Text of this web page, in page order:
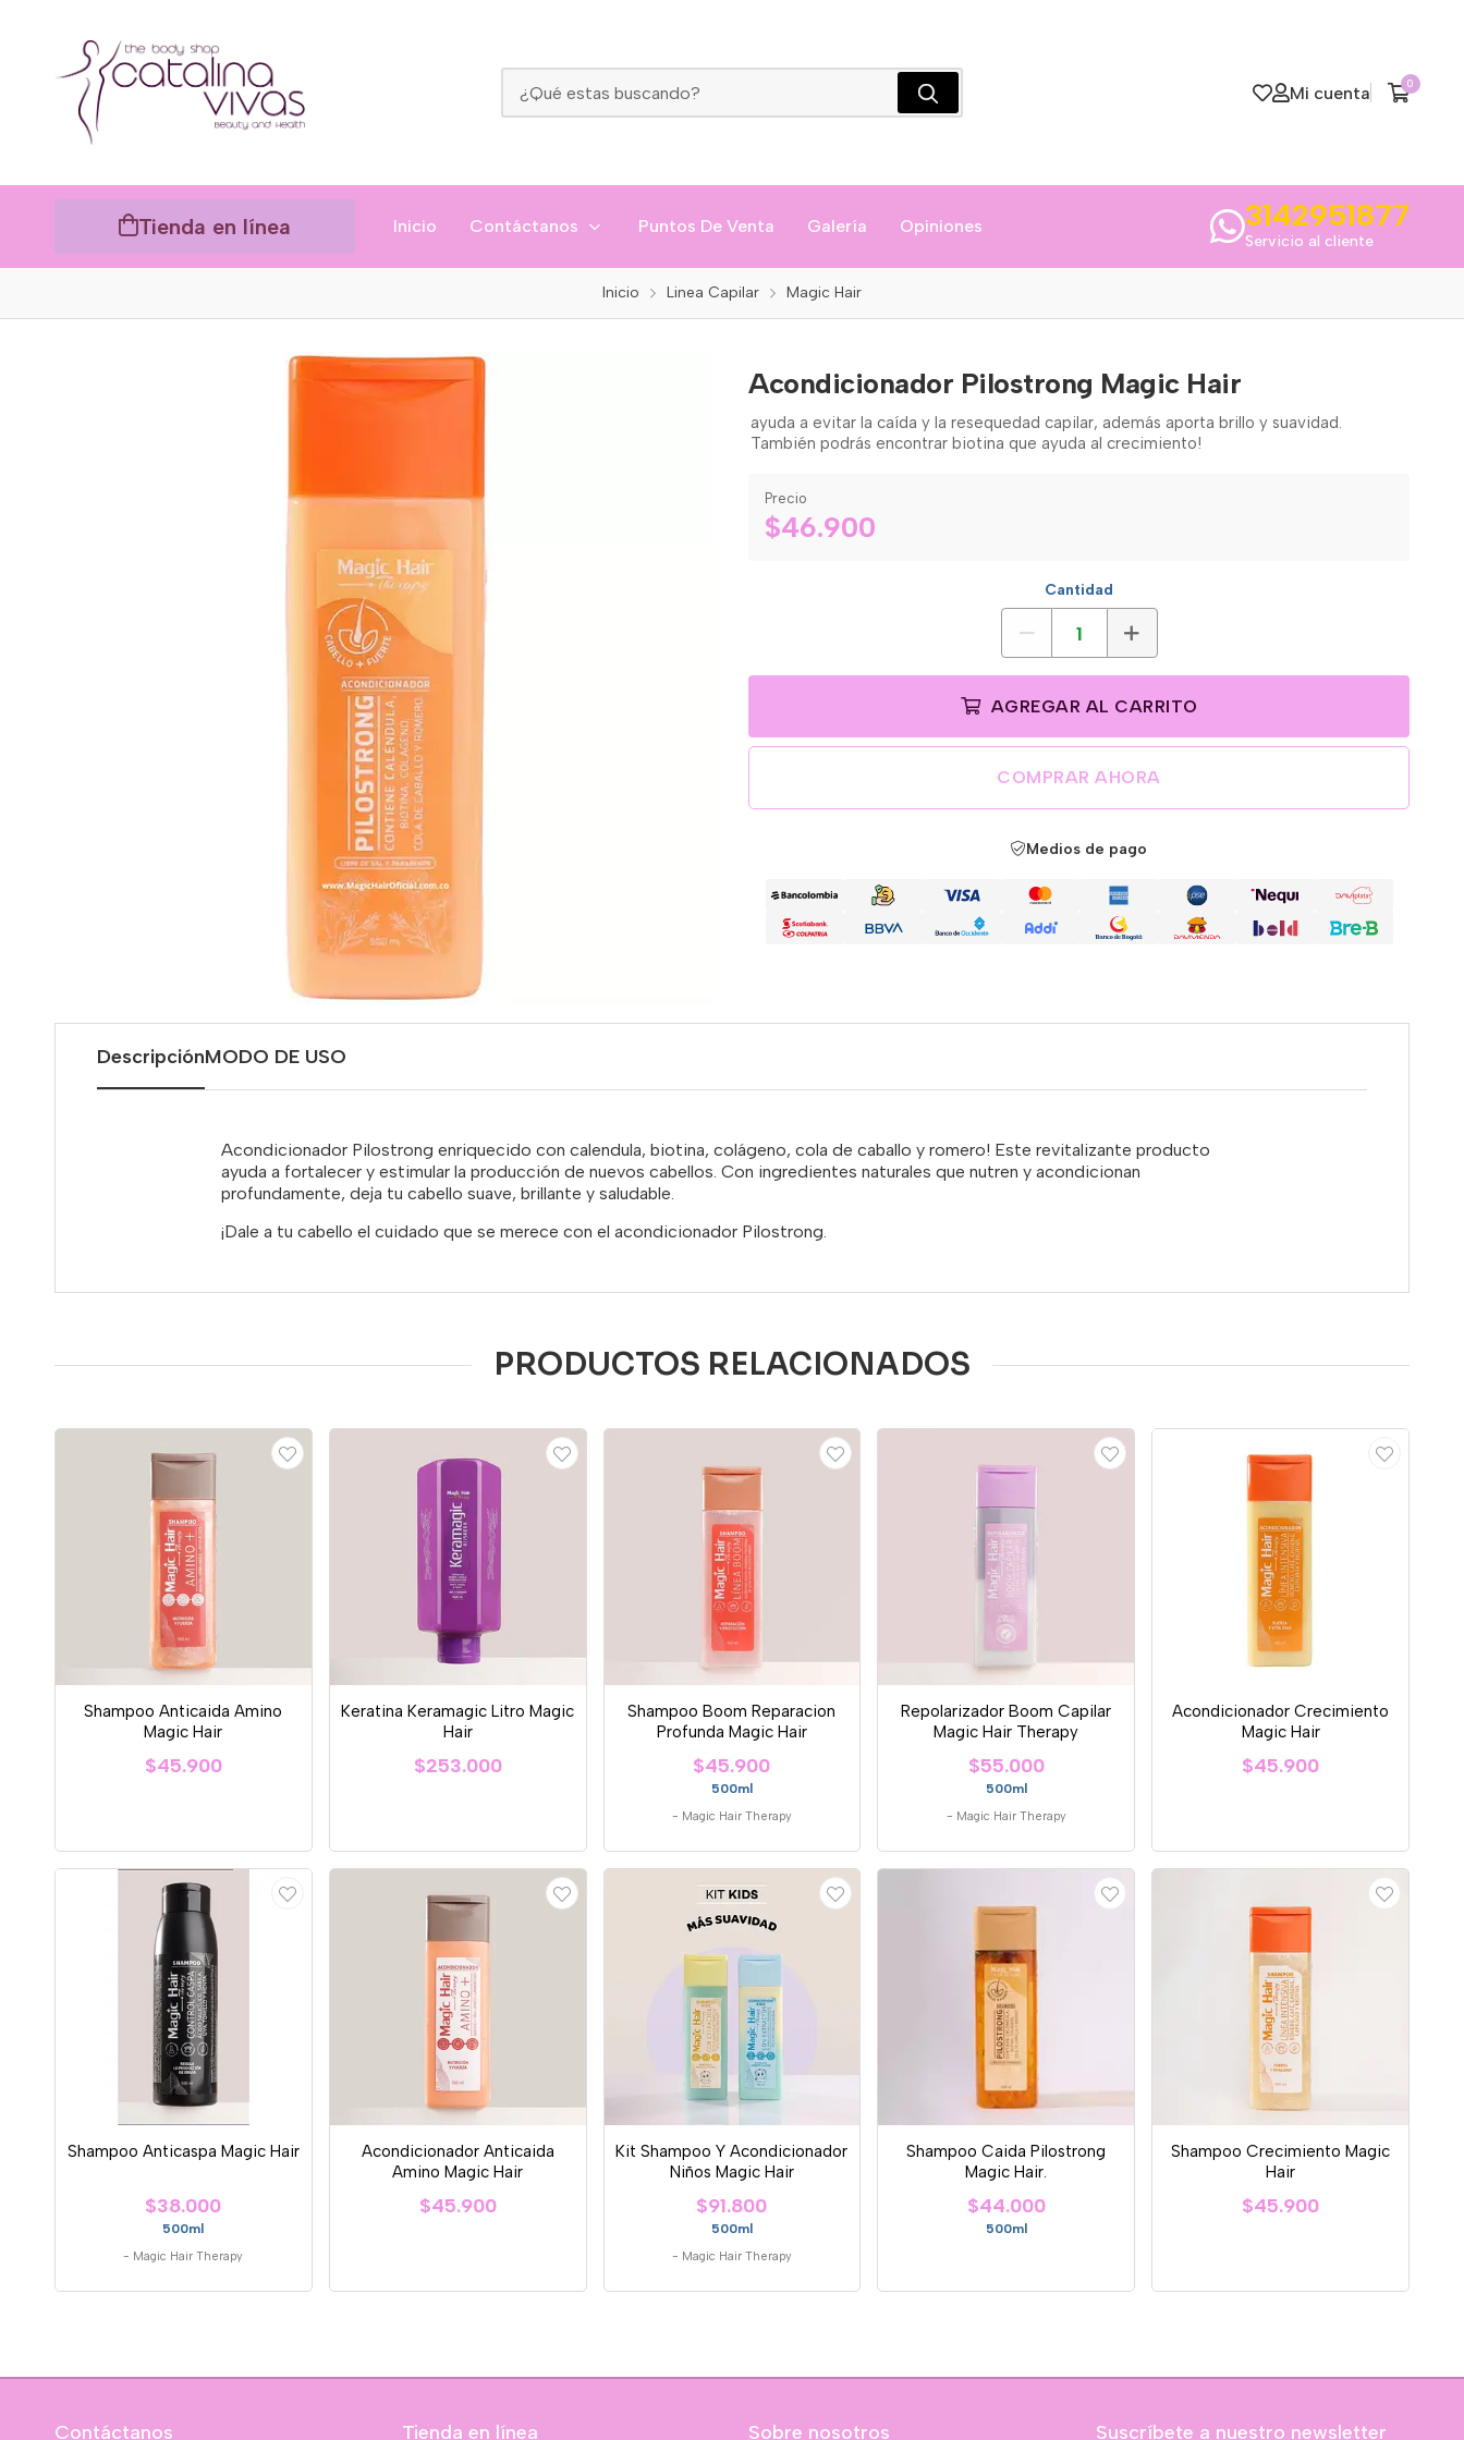
Mi cuenta 0
Tienda en línea Inicio Contáctanos Puntos De Venta Galería Opiniones 3142951877
Servicio al cliente
Inicio Linea Capilar Magic Hair
Acondicionador Pilostrong Magic Hair
ayuda a evitar la caída y la resequedad capilar, además aporta brillo y suavidad.
También podrás encontrar biotina que ayuda al crecimiento!
Precio
$46.900
Cantidad
AGREGAR AL CARRITO
COMPRAR AHORA
Medios de pago
DescripciónMODO DE USO
Acondicionador Pilostrong enriquecido con calendula, biotina, colágeno, cola de caballo y romero! Este revitalizante producto
ayuda a fortalecer y estimular la producción de nuevos cabellos. Con ingredientes naturales que nutren y acondicionan
profundamente, deja tu cabello suave, brillante y saludable.
¡Dale a tu cabello el cuidado que se merece con el acondicionador Pilostrong.
PRODUCTOS RELACIONADOS
Shampoo Anticaida Amino
Magic Hair
$45.900
Keratina Keramagic Litro Magic
Hair
$253.000
Shampoo Boom Reparacion
Profunda Magic Hair
$45.900
500ml
- Magic Hair Therapy
Repolarizador Boom Capilar
Magic Hair Therapy
$55.000
500ml
- Magic Hair Therapy
Acondicionador Crecimiento
Magic Hair
$45.900
Shampoo Anticaspa Magic Hair
$38.000
500ml
- Magic Hair Therapy
Acondicionador Anticaida
Amino Magic Hair
$45.900
Kit Shampoo Y Acondicionador
Niños Magic Hair
$91.800
500ml
- Magic Hair Therapy
Shampoo Caida Pilostrong
Magic Hair.
$44.000
500ml
Shampoo Crecimiento Magic
Hair
$45.900
Contáctanos Tienda en línea Sobre nosotros Suscríbete a nuestro newsletter